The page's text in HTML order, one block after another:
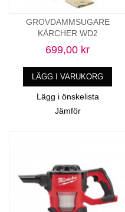
GROVDAMMSUGARE
KÄRCHER WD2
699,00 kr
LÄGG I VARUKORG
Lägg i önskelista
Jämför